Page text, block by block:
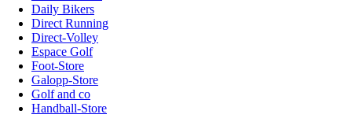
Daily Bikers
Direct Running
Direct-Volley
Espace Golf
Foot-Store
Galopp-Store
Golf and co
Handball-Store